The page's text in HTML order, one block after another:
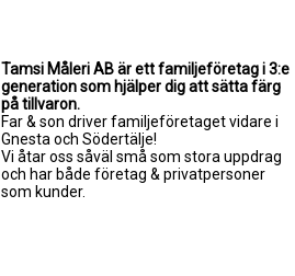
Tamsi Måleri AB är ett familjeföretag i 3:e
generation som hjälper dig att sätta färg
på tillvaron.
Far & son driver familjeföretaget vidare i
Gnesta och Södertälje!
Vi åtar oss såväl små som stora uppdrag
och har både företag & privatpersoner
som kunder.